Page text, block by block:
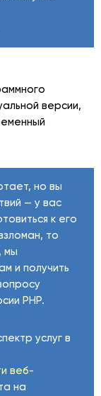
версии,
но вы
— у вас
к его
то
мы
и получить
PHP.
услуг в
веб-
на